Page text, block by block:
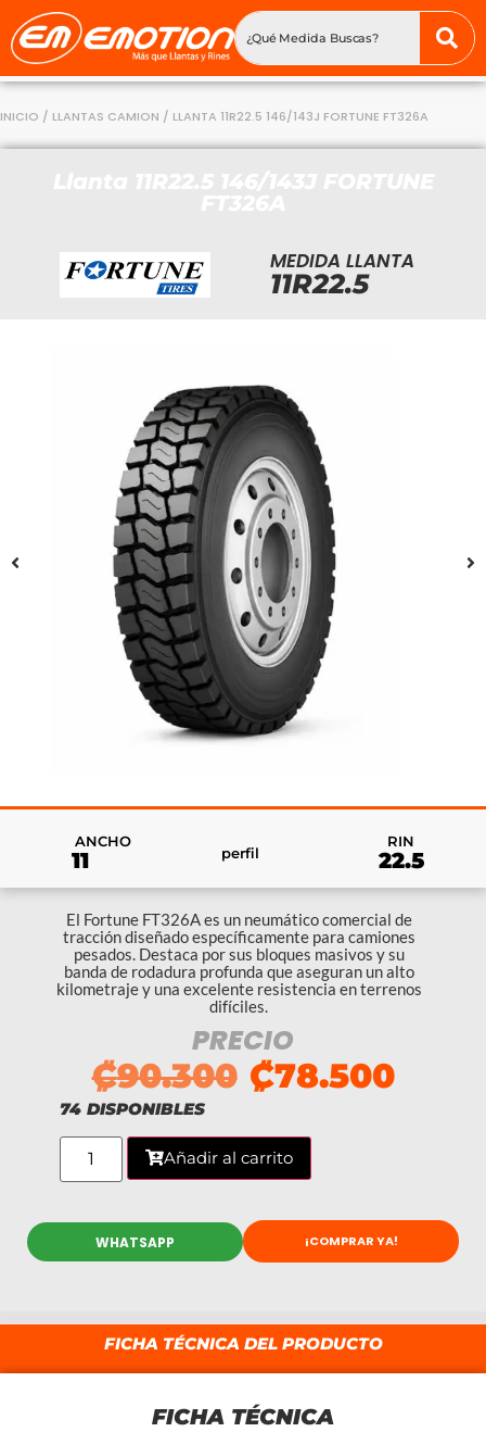
INICIO / LLANTAS CAMION / LLANTA 11R22.5 146/143J FORTUNE FT326A
MEDIDA LLANTA
11R22.5
ANCHO
11 perfil
RIN
22.5
El Fortune FT326A es un neumático comercial de
tracción diseñado específicamente para camiones
pesados. Destaca por sus bloques masivos y su
banda de rodadura profunda que aseguran un alto
kilometraje y una excelente resistencia en terrenos
difíciles.
PRECIO
₡90.300 ₡78.500
74 DISPONIBLES
Añadir al carrito
WHATSAPP ¡COMPRAR YA!
FICHA TÉCNICA DEL PRODUCTO
FICHA TÉCNICA